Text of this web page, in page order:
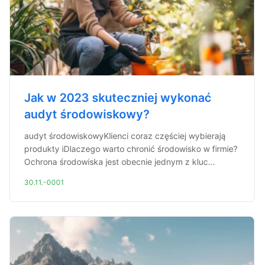
Jak w 2023 skuteczniej wykonać
audyt środowiskowy?
audyt środowiskowyKlienci coraz częściej wybierają
produkty iDlaczego warto chronić środowisko w firmie?
Ochrona środowiska jest obecnie jednym z kluc...
30.11.-0001